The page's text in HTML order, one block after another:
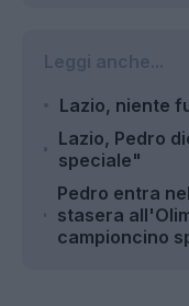
Lazio, niente
Lazio, Pedro
speciale"
Pedro entra
stasera
campioncino